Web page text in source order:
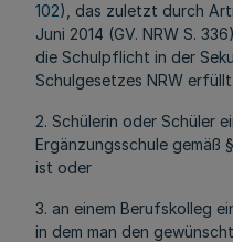
102), das zuletzt durch
Juni 2014 (GV. NRW S.
die Schulpflicht in der
Schulgesetzes NRW
2. Schülerin oder Schüler
Ergänzungsschule gemäß
ist oder
3. an einem Berufskolleg
in dem man den